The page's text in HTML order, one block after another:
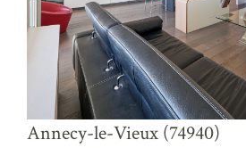
Annecy-le-Vieux (74940)